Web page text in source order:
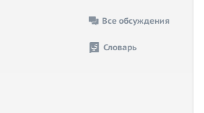
Все обсуждения
Словарь